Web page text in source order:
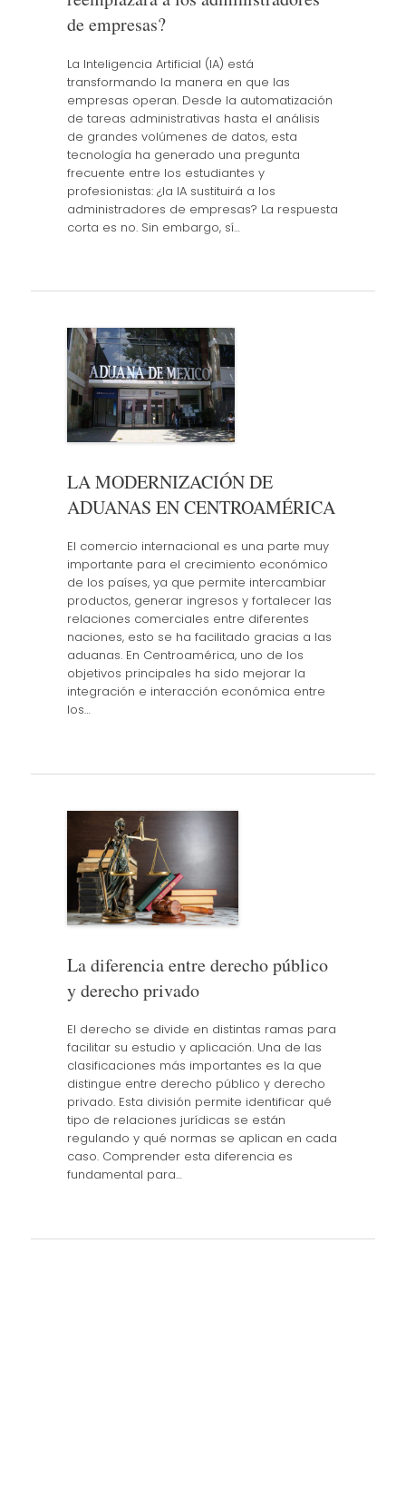
de empresas?
La Inteligencia Artificial (IA) está
transformando la manera en que las
empresas operan. Desde la automatización
de tareas administrativas hasta el análisis
de grandes volúmenes de datos, esta
tecnología ha generado una pregunta
frecuente entre los estudiantes y
profesionistas: ¿la IA sustituirá a los
administradores de empresas? La respuesta
corta es no. Sin embargo, sí…
LA MODERNIZACIÓN DE
ADUANAS EN CENTROAMÉRICA
El comercio internacional es una parte muy
importante para el crecimiento económico
de los países, ya que permite intercambiar
productos, generar ingresos y fortalecer las
relaciones comerciales entre diferentes
naciones, esto se ha facilitado gracias a las
aduanas. En Centroamérica, uno de los
objetivos principales ha sido mejorar la
integración e interacción económica entre
los…
La diferencia entre derecho público
y derecho privado
El derecho se divide en distintas ramas para
facilitar su estudio y aplicación. Una de las
clasificaciones más importantes es la que
distingue entre derecho público y derecho
privado. Esta división permite identificar qué
tipo de relaciones jurídicas se están
regulando y qué normas se aplican en cada
caso. Comprender esta diferencia es
fundamental para…